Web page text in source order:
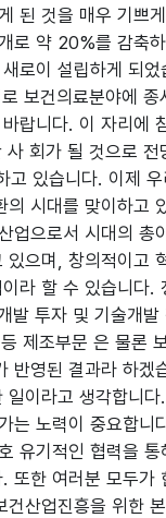
된 것을 매우 기쁘
로 약 20%를 감축
로이 설립하게 되
보건의료분야에
랍니다. 이 자리에
회가 될 것으로
있습니다. 이제 우
시대를 맞이하고
업으로서 시대의 총
으며, 창의적이고
라 할 수 있습니다.
발 투자 및 기술개
제조부문 은 물론
영된 결과라 하겠
이라고 생각합니다
는 노력이 중요합니
유기적인 협력을
한 여러분 모두가
산업진흥을 위한